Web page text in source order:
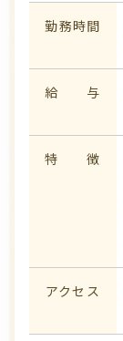
勤務時間
給 与
特 徴
アクセス